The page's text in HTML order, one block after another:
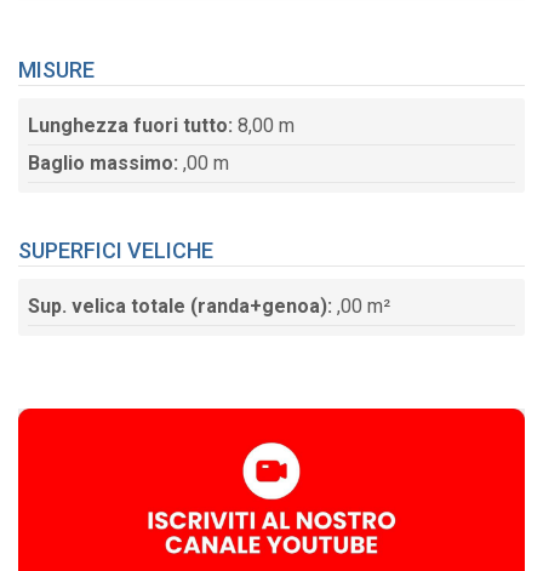
MISURE
Lunghezza fuori tutto: 8,00 m
Baglio massimo: ,00 m
SUPERFICI VELICHE
Sup. velica totale (randa+genoa): ,00 m²